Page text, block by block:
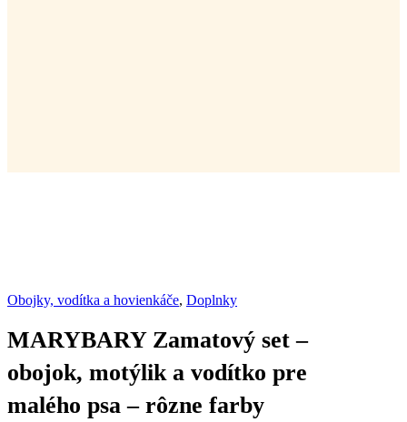
Obojky, vodítka a hovienkáče, Doplnky
MARYBARY Zamatový set –
obojok, motýlik a vodítko pre
malého psa – rôzne farby